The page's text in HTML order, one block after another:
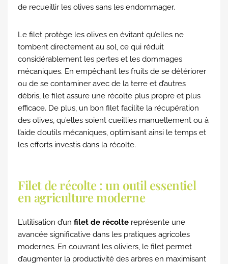
de recueillir les olives sans les endommager.
Le filet protège les olives en évitant qu’elles ne
tombent directement au sol, ce qui réduit
considérablement les pertes et les dommages
mécaniques. En empêchant les fruits de se détériorer
ou de se contaminer avec de la terre et d’autres
débris, le filet assure une récolte plus propre et plus
efficace. De plus, un bon filet facilite la récupération
des olives, qu’elles soient cueillies manuellement ou à
l’aide d’outils mécaniques, optimisant ainsi le temps et
les efforts investis dans la récolte.
Filet de récolte : un outil essentiel
en agriculture moderne
L’utilisation d’un filet de récolte représente une
avancée significative dans les pratiques agricoles
modernes. En couvrant les oliviers, le filet permet
d’augmenter la productivité des arbres en maximisant